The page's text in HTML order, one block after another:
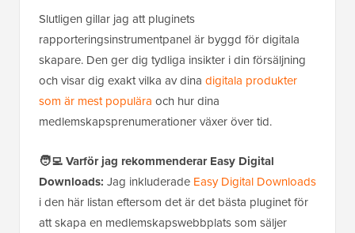
Slutligen gillar jag att pluginets
rapporteringsinstrumentpanel är byggd för digitala
skapare. Den ger dig tydliga insikter i din försäljning
och visar dig exakt vilka av dina digitala produkter
som är mest populära och hur dina
medlemskapsprenumerationer växer över tid.
🧑‍💻Varför jag rekommenderar Easy Digital
Downloads: Jag inkluderade Easy Digital Downloads
i den här listan eftersom det är det bästa pluginet för
att skapa en medlemskapswebbplats som säljer